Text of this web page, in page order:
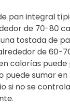
pan integral
de 70-80
tostada de
de 60-
calorías
puede sumar en
si no se controla